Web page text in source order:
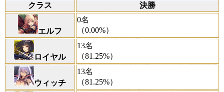
クラス 決勝
エルフ
0名
（0.00%）
ロイヤル
13名
（81.25%）
ウィッチ
13名
（81.25%）